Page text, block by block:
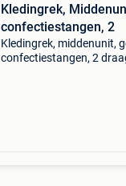
Kledingrek,
confectiestangen, 2
Kledingrek, middenunit,
confectiestangen, 2